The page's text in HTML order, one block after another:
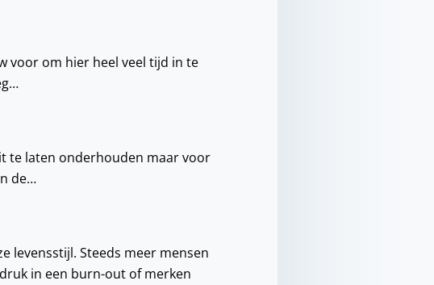
voor om hier heel veel tijd in te
te laten onderhouden maar voor
de…
levensstijl. Steeds meer mensen
in een burn-out of merken